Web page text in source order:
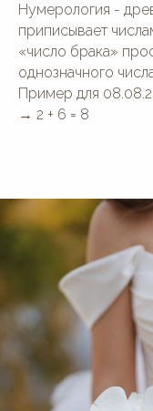
Нумерология -
приписывает
«число брака»
однозначного
Пример для
→ 2 + 6 = 8